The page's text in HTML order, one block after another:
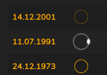
14.12.2001
11.07.1991
24.12.1973